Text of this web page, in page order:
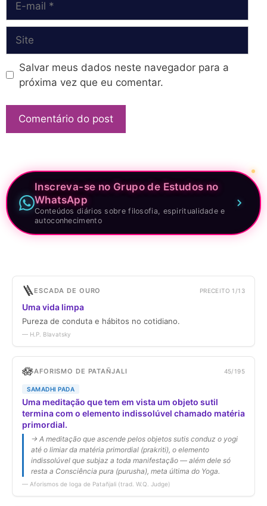
mail
Salvar meus dados neste navegador para a
próxima vez que eu comentar.
Inscreva-se no Grupo de Estudos no
WhatsApp
Conteúdos diários sobre filosofia, espiritualidade e
autoconhecimento